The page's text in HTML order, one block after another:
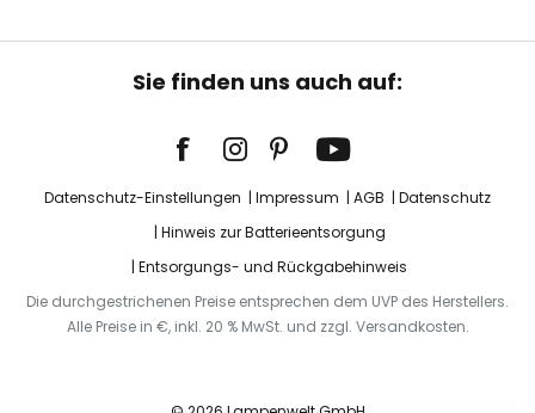
Sie finden uns auch auf:
Datenschutz-Einstellungen Impressum AGB
Datenschutz
Hinweis zur Batterieentsorgung
Entsorgungs- und Rückgabehinweis
Die durchgestrichenen Preise entsprechen dem UVP des Herstellers.
Alle Preise in €, inkl. 20 % MwSt. und zzgl. Versandkosten.